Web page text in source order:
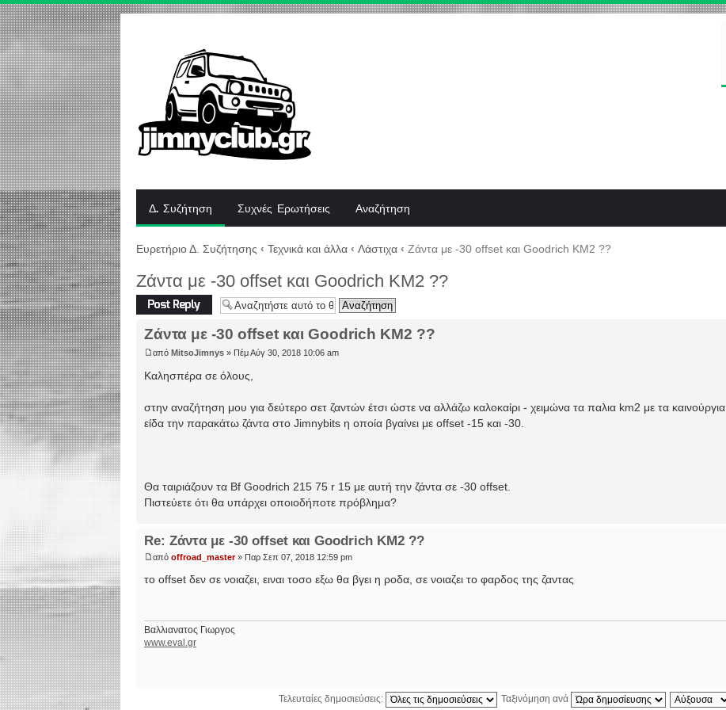
Δ. Συζήτηση Συχνές Ερωτήσεις Αναζήτηση
Ευρετήριο Δ. Συζήτησης ‹ Τεχνικά και άλλα ‹ Λάστιχα ‹ Zάντα με -30 offset και Goodrich KM2 ??
Zάντα με -30 offset και Goodrich KM2 ??
Δημιουργία
απάντησης
Zάντα με -30 offset και Goodrich KM2 ??
από MitsoJimnys » Πέμ Αύγ 30, 2018 10:06 am
Καλησπέρα σε όλους,
στην αναζήτηση μου για δεύτερο σετ ζαντών έτσι ώστε να αλλάζω καλοκαίρι - χειμώνα τα παλια km2 με τα καινούργια
είδα την παρακάτω ζάντα στο Jimnybits η οποία βγαίνει με offset -15 και -30.
Θα ταιριάζουν τα Bf Goodrich 215 75 r 15 με αυτή την ζάντα σε -30 offset.
Πιστεύετε ότι θα υπάρχει οποιοδήποτε πρόβλημα?
Re: Zάντα με -30 offset και Goodrich KM2 ??
από offroad_master» Παρ Σεπ 07, 2018 12:59 pm
το offset δεν σε νοιαζει, ειναι τοσο εξω θα βγει η ροδα, σε νοιαζει το φαρδος της ζαντας
Βαλλιανατος Γιωργος
www.eval.gr
Τελευταίες δημοσιεύσεις: Ταξινόμηση ανά